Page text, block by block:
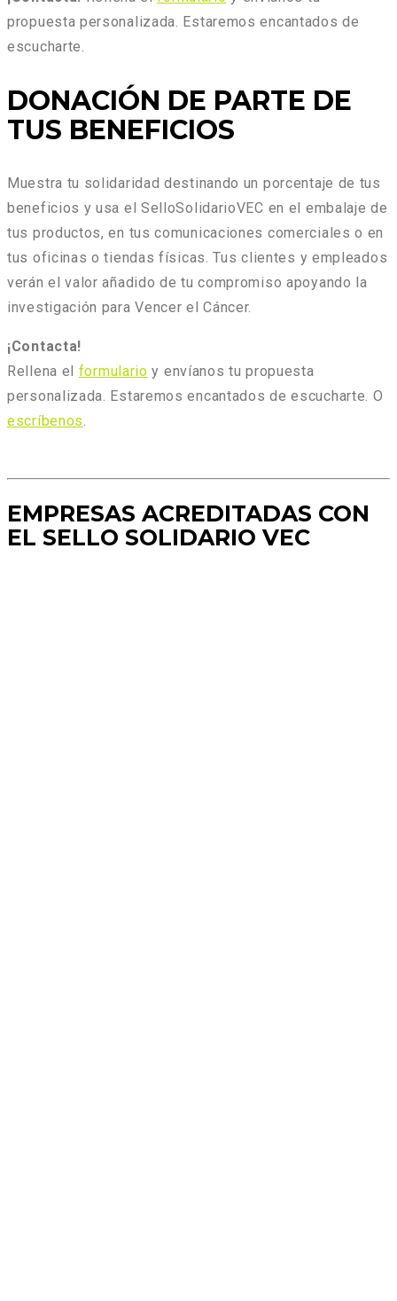
propuesta personalizada. Estaremos encantados de
escucharte.
DONACIÓN DE PARTE DE
TUS BENEFICIOS
Muestra tu solidaridad destinando un porcentaje de tus
beneficios y usa el SelloSolidarioVEC en el embalaje de
tus productos, en tus comunicaciones comerciales o en
tus oficinas o tiendas físicas. Tus clientes y empleados
verán el valor añadido de tu compromiso apoyando la
investigación para Vencer el Cáncer.
¡Contacta!
Rellena el formulario y envíanos tu propuesta
personalizada. Estaremos encantados de escucharte. O
escríbenos.
EMPRESAS ACREDITADAS CON
EL SELLO SOLIDARIO VEC